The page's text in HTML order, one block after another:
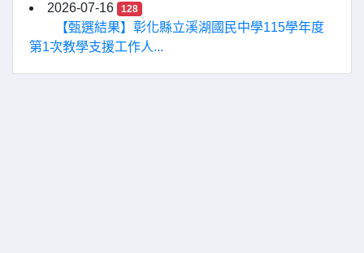
2026-07-16
128
【甄選結果】彰化縣立溪湖國民中學115學年度
第1次教學支援工作人...